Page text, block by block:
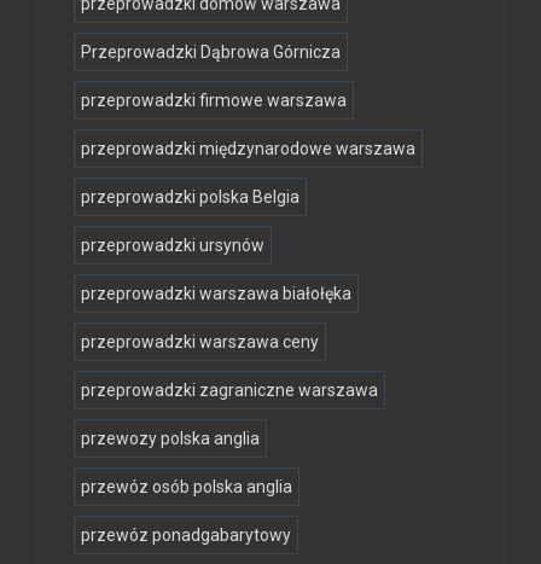
Przeprowadzki Dąbrowa Górnicza
przeprowadzki firmowe warszawa
przeprowadzki międzynarodowe warszawa
przeprowadzki polska Belgia
przeprowadzki ursynów
przeprowadzki warszawa białołęka
przeprowadzki warszawa ceny
przeprowadzki zagraniczne warszawa
przewozy polska anglia
przewóz osób polska anglia
przewóz ponadgabarytowy